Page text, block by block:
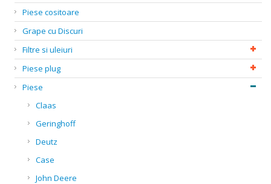
Piese cositoare
Grape cu Discuri
Filtre si uleiuri
Piese plug
Piese
Claas
Geringhoff
Deutz
Case
John Deere